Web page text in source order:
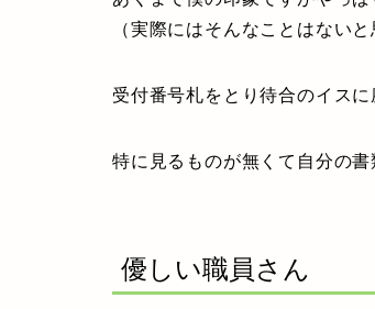
（実際にはそんなことはないと
受付番号札をとり待合のイス
特に見るものが無くて自分の
優しい職員さん